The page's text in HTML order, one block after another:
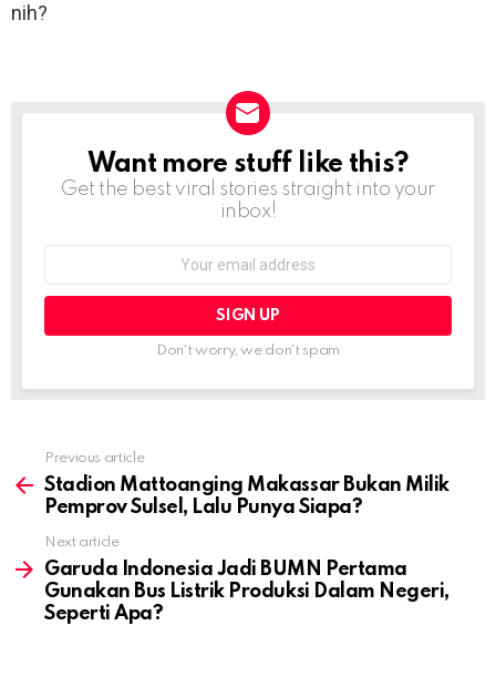
nih?
NEWSLETTER
Want more stuff like this?
Get the best viral stories straight into your
inbox!
Don't worry, we don't spam
more
Previous article
Stadion Mattoanging Makassar Bukan Milik
Pemprov Sulsel, Lalu Punya Siapa?
Next article
Garuda Indonesia Jadi BUMN Pertama
Gunakan Bus Listrik Produksi Dalam Negeri,
Seperti Apa?